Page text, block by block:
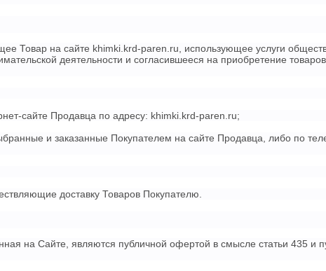
Товар на сайте khimki.krd-paren.ru, использующее услуги
деятельности и согласившееся на приобретение
сайте Продавца по адресу: khimki.krd-paren.ru;
и заказанные Покупателем на сайте Продавца, либо по
доставку Товаров Покупателю.
на Сайте, являются публичной офертой в смысле статьи 435 и